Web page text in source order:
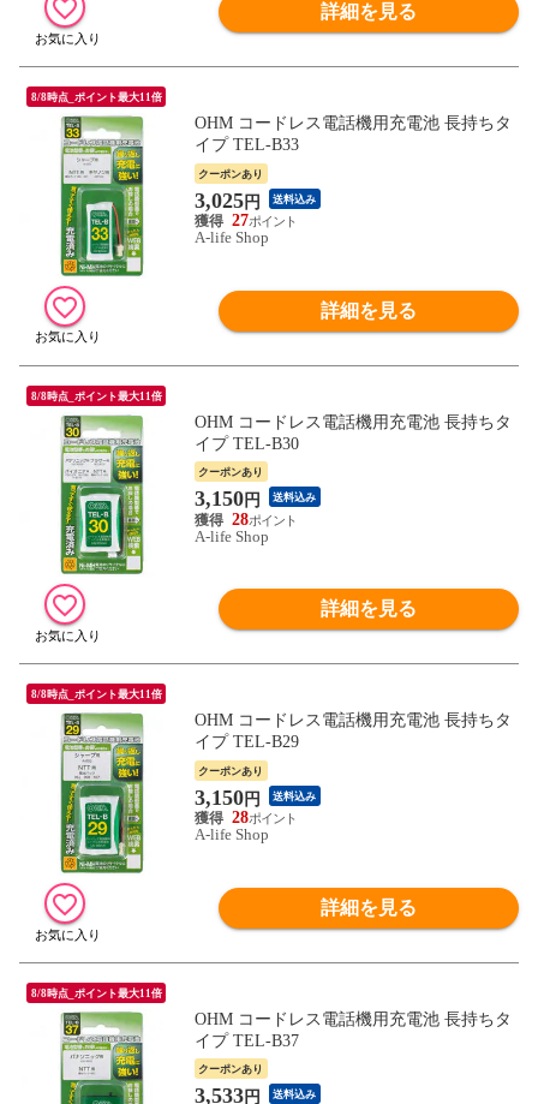
詳細を見る
8/8時点_ポイント最大11倍
OHM コードレス電話機用充電池 長持ちタ
イプ TEL-B33
クーポンあり
3,025円 送料込み
27
A-life Shop
詳細を見る
8/8時点_ポイント最大11倍
OHM コードレス電話機用充電池 長持ちタ
イプ TEL-B30
クーポンあり
3,150円 送料込み
28
A-life Shop
詳細を見る
8/8時点_ポイント最大11倍
OHM コードレス電話機用充電池 長持ちタ
イプ TEL-B29
クーポンあり
3,150円 送料込み
28
A-life Shop
詳細を見る
8/8時点_ポイント最大11倍
OHM コードレス電話機用充電池 長持ちタ
イプ TEL-B37
クーポンあり
3,533円 送料込み